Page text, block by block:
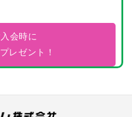
会時に
レゼント！